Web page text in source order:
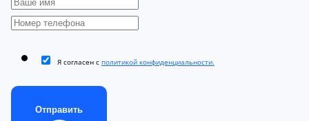
Я согласен с политикой конфиденциальности.
Отправить